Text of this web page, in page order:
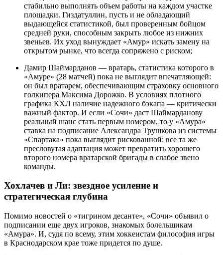
стабильно выполнять объем работы на каждом участке
площадки. Гиздатуллин, пусть и не обладающий
выдающейся статистикой, был проверенным бойцом
средней руки, способным закрыть любое из нижних
звеньев. Их уход вынуждает «Амур» искать замену на
открытом рынке, что всегда сопряжено с риском;
Дамир Шаймарданов — вратарь, статистика которого в
«Амуре» (28 матчей) пока не выглядит впечатляющей:
он был вратарем, обеспечивающим страховку основного
голкипера Максима Дорожко. В условиях плотного
графика КХЛ наличие надежного бэкапа — критически
важный фактор. И если «Сочи» даст Шаймарданову
реальный шанс стать первым номером, то у «Амура»
ставка на подписание Александра Трушкова из системы
«Спартака» пока выглядит рискованной: все та же
пресловутая адаптация может превратить хорошего
второго номера вратарской бригады в слабое звено
команды.
Хохлачев и Ли: звездное усиление и
стратегическая глубина
Помимо новостей о «тигрином десанте», «Сочи» объявил о
подписании еще двух игроков, знакомых болельщикам
«Амура». И, судя по всему, этим хоккеистам философия игры
в Краснодарском крае тоже придется по душе.